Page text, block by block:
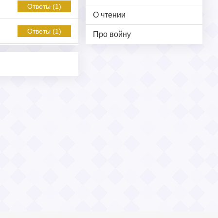
О чтении
Про войну
Ответы (1)
Ответы (1)